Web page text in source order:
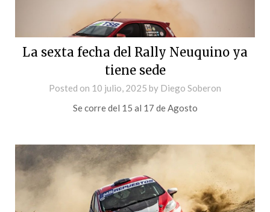
La sexta fecha del Rally Neuquino ya
tiene sede
Posted on 10 julio, 2025 by Diego Soberon
Se corre del 15 al 17 de Agosto